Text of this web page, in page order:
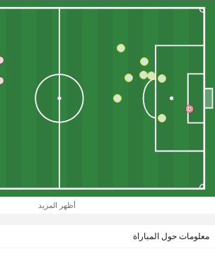
أظهر المزيد
معلومات حول المباراة